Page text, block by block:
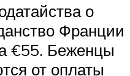
о
Франции
€55. Беженцы
от оплаты